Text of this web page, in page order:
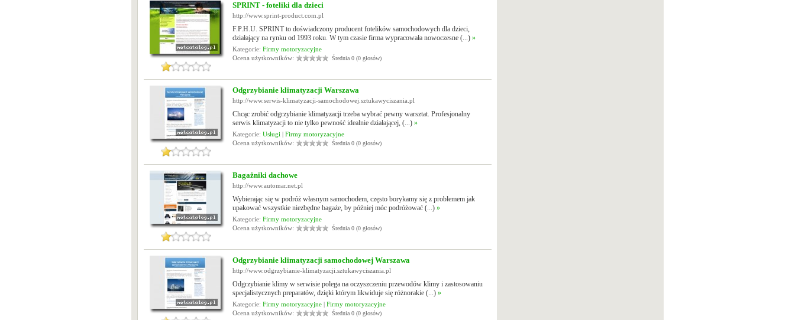
SPRINT - foteliki dla dzieci
http://www.sprint-product.com.pl
F.P.H.U. SPRINT to doświadczony producent fotelików samochodowych dla dzieci,
działający na rynku od 1993 roku. W tym czasie firma wypracowała nowoczesne (...) »
Kategorie: Firmy motoryzacyjne
Ocena użytkowników:
Średnia 0 (0 głosów)
Odgrzybianie klimatyzacji Warszawa
http://www.serwis-klimatyzacji-samochodowej.sztukawyciszania.pl
Chcąc zrobić odgrzybianie klimatyzacji trzeba wybrać pewny warsztat. Profesjonalny
serwis klimatyzacji to nie tylko pewność idealnie działającej, (...) »
Kategorie: Usługi | Firmy motoryzacyjne
Ocena użytkowników:
Średnia 0 (0 głosów)
Bagażniki dachowe
http://www.automar.net.pl
Wybierając się w podróż własnym samochodem, często borykamy się z problemem jak
upakować wszystkie niezbędne bagaże, by później móc podróżować (...) »
Kategorie: Firmy motoryzacyjne
Ocena użytkowników:
Średnia 0 (0 głosów)
Odgrzybianie klimatyzacji samochodowej Warszawa
http://www.odgrzybianie-klimatyzacji.sztukawyciszania.pl
Odgrzybianie klimy w serwisie polega na oczyszczeniu przewodów klimy i zastosowaniu
specjalistycznych preparatów, dzięki którym likwiduje się różnorakie (...) »
Kategorie: Firmy motoryzacyjne | Firmy motoryzacyjne
Ocena użytkowników:
Średnia 0 (0 głosów)